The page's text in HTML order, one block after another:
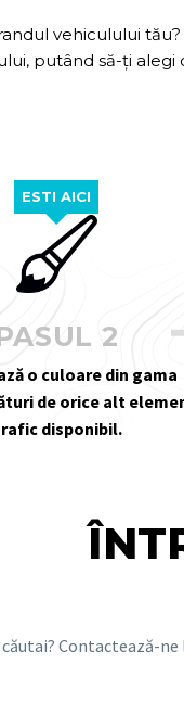
vehiculului
putând să-ți
ESTI AICI
2
o culoare din gama
de orice alt
disponibil.
Contactează-ne